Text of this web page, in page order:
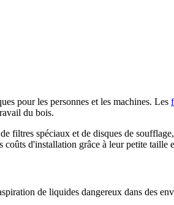
pour les personnes et les machines. Les
du bois.
filtres spéciaux et de disques de
coûts d'installation grâce à leur petite
de liquides dangereux dans des